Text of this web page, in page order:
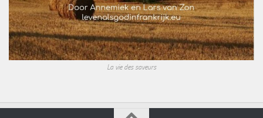
La vie des saveurs